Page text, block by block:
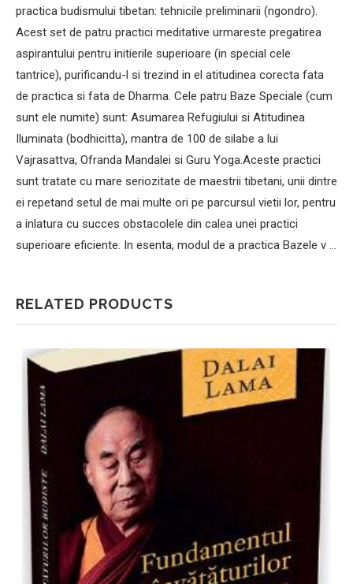
practica budismului tibetan: tehnicile preliminarii (ngondro).
Acest set de patru practici meditative urmareste pregatirea
aspirantului pentru initierile superioare (in special cele
tantrice), purificandu-l si trezind in el atitudinea corecta fata
de practica si fata de Dharma. Cele patru Baze Speciale (cum
sunt ele numite) sunt: Asumarea Refugiului si Atitudinea
Iluminata (bodhicitta), mantra de 100 de silabe a lui
Vajrasattva, Ofranda Mandalei si Guru Yoga.Aceste practici
sunt tratate cu mare seriozitate de maestrii tibetani, unii dintre
ei repetand setul de mai multe ori pe parcursul vietii lor, pentru
a inlatura cu succes obstacolele din calea unei practici
superioare eficiente. In esenta, modul de a practica Bazele v …
RELATED PRODUCTS